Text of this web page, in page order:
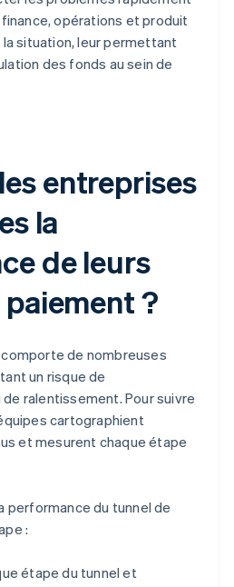
opérations et produit
situation, leur permettant
des fonds au sein de
entreprises
la
de leurs
?
de nombreuses
un risque de
ralentissement. Pour suivre
cartographient
et mesurent chaque étape
performance du tunnel de
:
étape du tunnel et